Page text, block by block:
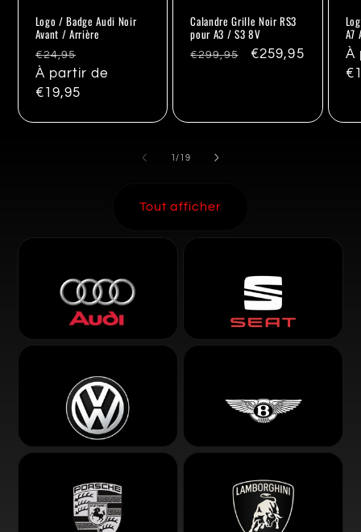
Logo / Badge Audi Noir
Avant / Arrière
Prix
habituel
€24,95
À partir de
€19,95
Calandre Grille Noir RS3
pour A3 / S3 8V
Prix
€299,95 Promo
€259,95
A7
À
1 /de
19
Tout afficher